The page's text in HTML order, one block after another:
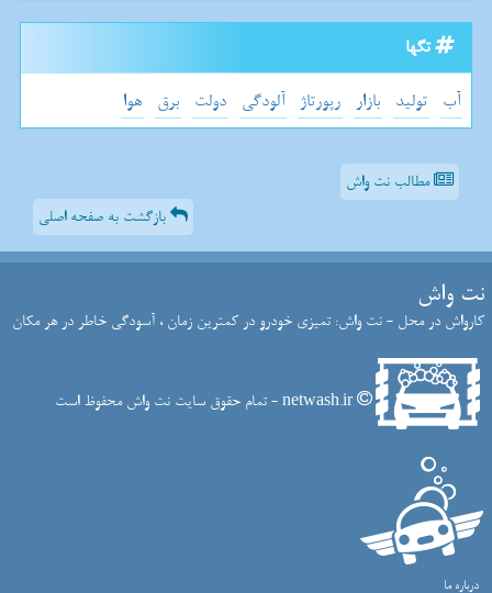
تگها
آب تولید بازار رپورتاژ آلودگی دولت برق هوا
مطالب نت واش
بازگشت به صفحه اصلی
نت واش
کارواش در محل - نت واش: تمیزی خودرو در کمترین زمان ، آسودگی خاطر در هر مکان
netwash.ir - تمام حقوق سایت نت واش محفوظ است
درباره ما